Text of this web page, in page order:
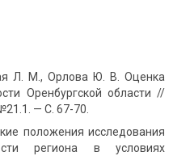
Л. М., Орлова Ю. В. Оценка
Оренбургской области //
— С. 67-70.
положения исследования
региона в условиях